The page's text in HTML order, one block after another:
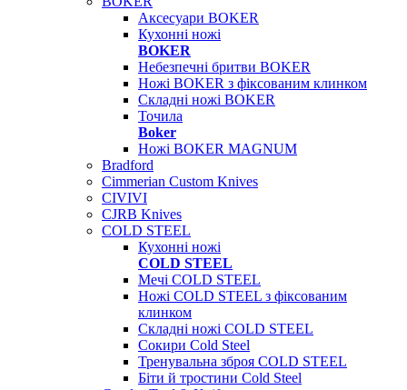
Аксесуари BOKER
Кухонні ножі
BOKER
Небезпечні бритви BOKER
Ножі BOKER з фіксованим клинком
Складні ножі BOKER
Точила
Boker
Ножі BOKER MAGNUM
Bradford
Cimmerian Custom Knives
CIVIVI
CJRB Knives
COLD STEEL
Кухонні ножі
COLD STEEL
Мечі COLD STEEL
Ножі COLD STEEL з фіксованим
клинком
Складні ножі COLD STEEL
Сокири Cold Steel
Тренувальна зброя COLD STEEL
Біти й тростини Cold Steel